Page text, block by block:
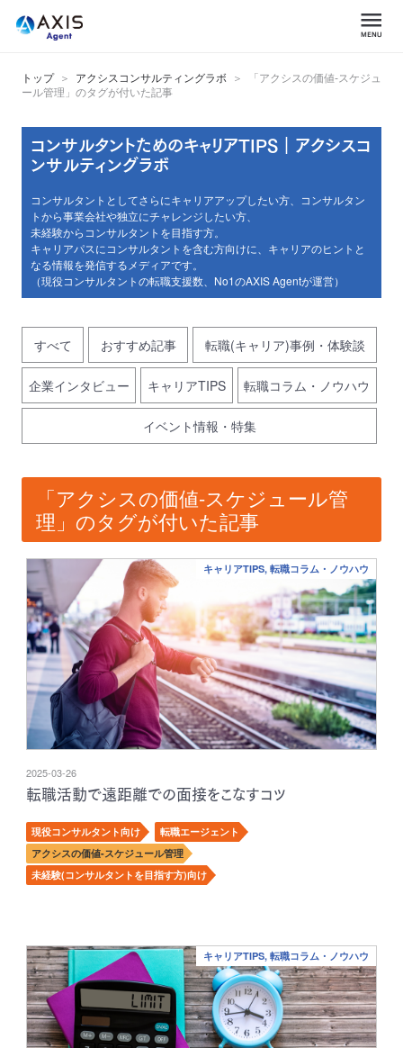
トップ アクシスコンサルティングラボ
「アクシスの価値-スケジュ
ール管理」のタグが付いた記事
コンサルタントためのキャリアTIPS｜アクシスコ
ンサルティングラボ
コンサルタントとしてさらにキャリアアップしたい方、コンサルタン
トから事業会社や独立にチャレンジしたい方、
未経験からコンサルタントを目指す方。
キャリアパスにコンサルタントを含む方向けに、キャリアのヒントと
なる情報を発信するメディアです。
（現役コンサルタントの転職支援数、No1のAXIS Agentが運営）
すべて おすすめ記事 転職(キャリア)事例・体験談
企業インタビュー キャリアTIPS 転職コラム・ノウハウ
イベント情報・特集
「アクシスの価値-スケジュール管
理」のタグが付いた記事
キャリアTIPS, 転職コラム・ノウハウ
2025-03-26
転職活動で遠距離での面接をこなすコツ
現役コンサルタント向け
転職エージェント
アクシスの価値-スケジュール管理
未経験(コンサルタントを目指す方)向け
キャリアTIPS, 転職コラム・ノウハウ